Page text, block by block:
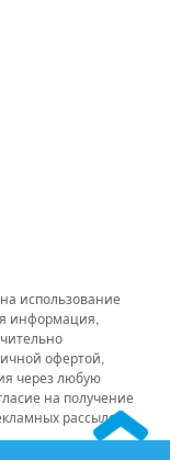
использование
информация,
офертой,
через любую
на получение
рассылок.